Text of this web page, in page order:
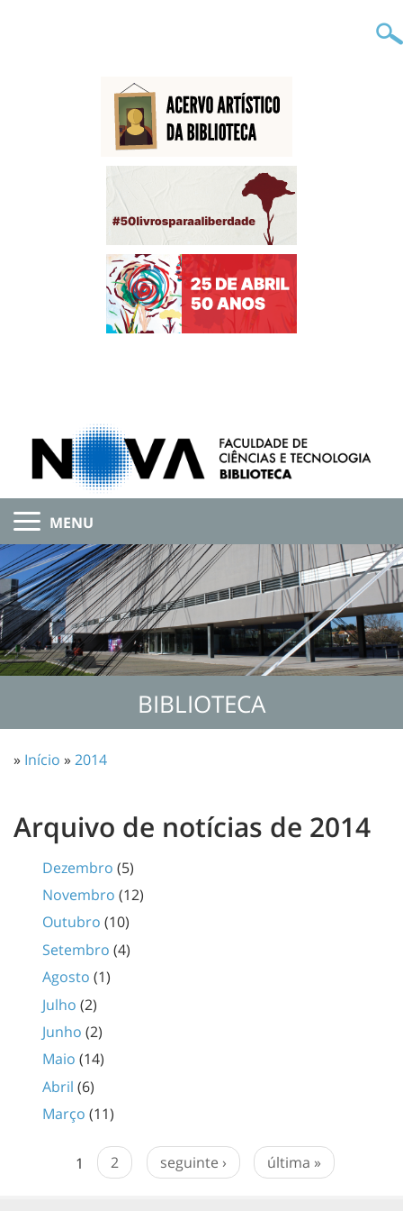
MENU
BIBLIOTECA
» Início »2014
Arquivo de notícias de 2014
Dezembro (5)
Novembro (12)
Outubro (10)
Setembro (4)
Agosto (1)
Julho (2)
Junho (2)
Maio (14)
Abril (6)
Março (11)
1 2 seguinte › última »